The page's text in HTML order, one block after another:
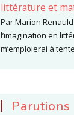
littérature et
Par Marion
l’imagination en
m’emploierai à
Parutions